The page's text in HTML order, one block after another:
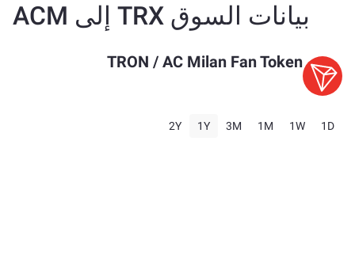
بيانات السوق TRX إلى ACM
TRON / AC Milan Fan Token
1D
1W
1M
3M
1Y
2Y